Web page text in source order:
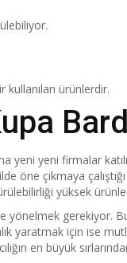
ürünlerdir.
yeni yeni firmalar
çıkmaya çalıştığı
yüksek
yönelmek gerekiyor.
yaratmak için ise
en büyük